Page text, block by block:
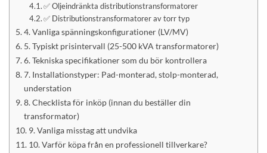
✅ Oljeindränkta distributionstransformatorer
✅ Distributionstransformatorer av torr typ
4. Vanliga spänningskonfigurationer (LV/MV)
5. Typiskt prisintervall (25-500 kVA transformatorer)
6. Tekniska specifikationer som du bör kontrollera
7. Installationstyper: Pad-monterad, stolp-monterad,
understation
8. Checklista för inköp (innan du beställer din
transformator)
9. Vanliga misstag att undvika
10. Varför köpa från en professionell tillverkare?